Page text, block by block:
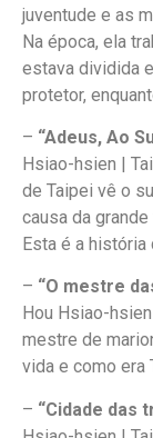
juventude e as
Na época, ela
estava dividida
protetor,
– “Adeus, Ao
Hsiao-hsien |
de Taipei vê o
causa da
Esta é a
– “O mestre
Hou Hsiao-
mestre de
vida e como era
– “Cidade das